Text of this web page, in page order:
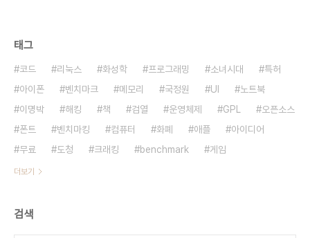
태그
코드 리눅스 화성학 프로그래밍 소녀시대
특허
아이폰
벤치마크 메모리 국정원 UI
노트북
이명박
해킹 책 검열 운영체제 GPL
오픈소스
폰트
벤치마킹 컴퓨터 화폐 애플
아이디어
무료
도청 크래킹 benchmark 게임
더보기
검색